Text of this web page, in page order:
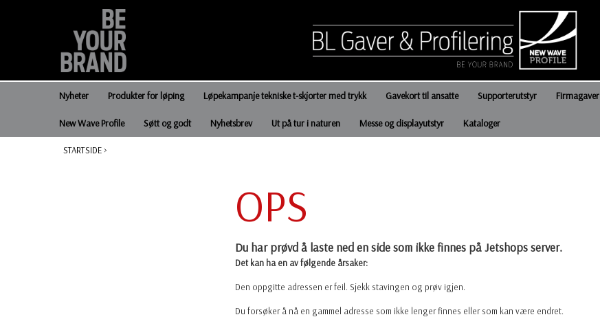
Nyheter Produkter for løping Løpekampanje tekniske t-skjorter med trykk Gavekort til ansatte Supporterutstyr Firmagaver
New Wave Profile Søtt og godt Nyhetsbrev Ut på tur i naturen Messe og displayutstyr Kataloger
STARTSIDE>
OPS
Du har prøvd å laste ned en side som ikke finnes på Jetshops server.
Det kan ha en av følgende årsaker:
Den oppgitte adressen er feil. Sjekk stavingen og prøv igjen.
Du forsøker å nå en gammel adresse som ikke lenger finnes eller som kan være endret.